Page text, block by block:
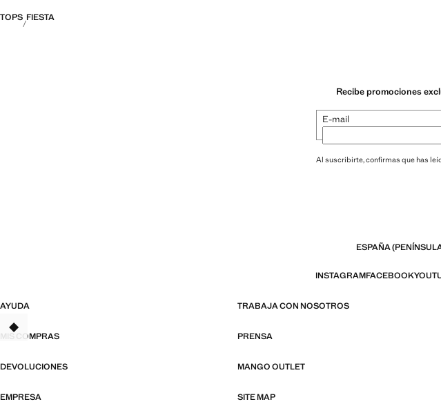
TOPS FIESTA
Recibe promociones
E-mail
Al suscribirte, confirmas que has
ESPAÑA
INSTAGRAMFACEBOOK
AYUDA TRABAJA CON NOSOTROS
MIS COMPRAS PRENSA
DEVOLUCIONES MANGO OUTLET
EMPRESA SITE MAP